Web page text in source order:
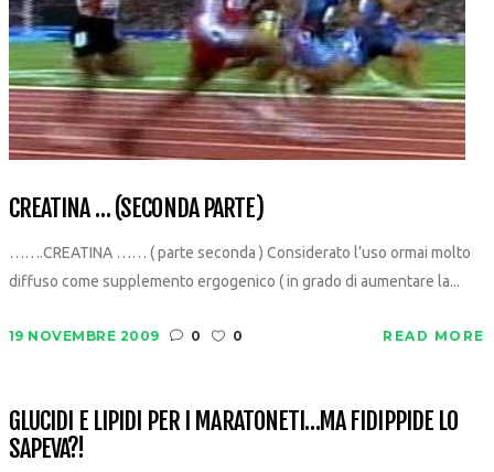
CREATINA … (SECONDA PARTE)
…….CREATINA …… ( parte seconda ) Considerato l’uso ormai molto
diffuso come supplemento ergogenico ( in grado di aumentare la...
19 NOVEMBRE 2009 0 0 READ MORE
GLUCIDI E LIPIDI PER I MARATONETI…MA FIDIPPIDE LO
SAPEVA?!